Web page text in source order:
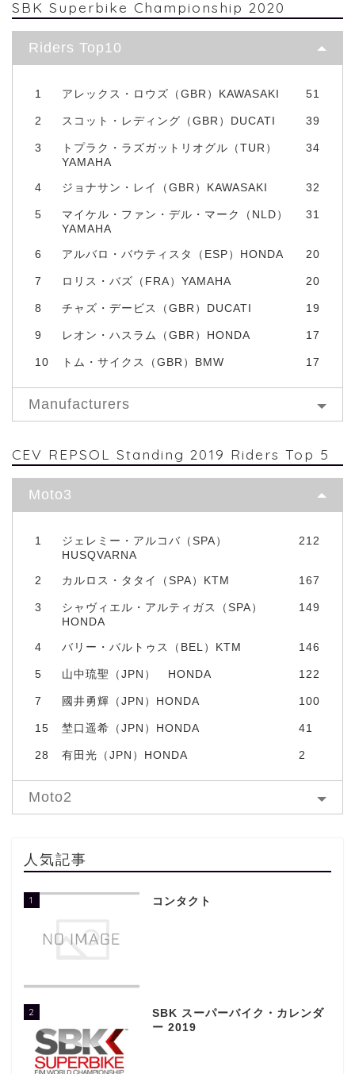
SBK Superbike Championship 2020
Riders Top10
1 アレックス・ロウズ（GBR）KAWASAKI 51
2 スコット・レディング（GBR）DUCATI 39
3
トプラク・ラズガットリオグル（TUR）
YAMAHA
34
4 ジョナサン・レイ（GBR）KAWASAKI 32
5
マイケル・ファン・デル・マーク（NLD）
YAMAHA
31
6 アルバロ・バウティスタ（ESP）HONDA 20
7 ロリス・バズ（FRA）YAMAHA 20
8 チャズ・デービス（GBR）DUCATI 19
9 レオン・ハスラム（GBR）HONDA 17
10 トム・サイクス（GBR）BMW 17
Manufacturers
CEV REPSOL Standing 2019 Riders Top 5
Moto3
1
ジェレミー・アルコバ（SPA）
HUSQVARNA
212
2 カルロス・タタイ（SPA）KTM 167
3
シャヴィエル・アルティガス（SPA）
HONDA
149
4 バリー・バルトゥス（BEL）KTM 146
5 山中琉聖（JPN） HONDA 122
7 國井勇輝（JPN）HONDA 100
15 埜口遥希（JPN）HONDA 41
28 有田光（JPN）HONDA 2
Moto2
人気記事
1 コンタクト
2
SBK スーパーバイク・カレンダ
ー 2019